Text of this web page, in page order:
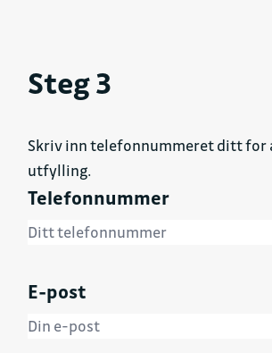
Steg 3
Skriv inn telefonnummeret ditt for
utfylling.
Telefonnummer
E-post